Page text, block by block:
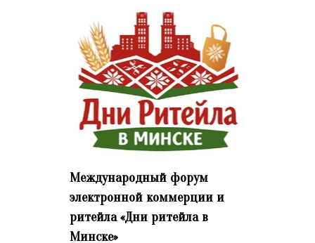
Международный форум
электронной коммерции и
ритейла «Дни ритейла в
Минске»